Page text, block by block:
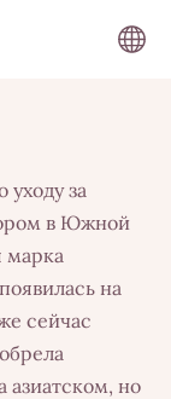
за
в Южной
марка
на
сейчас
азиатском, но